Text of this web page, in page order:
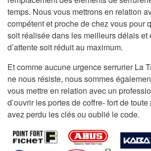
temps. Nous vous mettrons en relation
compétent et proche de chez vous pour
soit réalisée dans les meilleurs délais et
d’attente soit réduit au maximum.
Et comme aucune urgence serrurier La
ne nous résiste, nous sommes
vous mettre en relation avec un
d’ouvrir les portes de coffre- fort de
avez perdu les clés ou oublié le code.